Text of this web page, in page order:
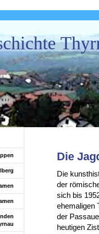
Die
Die
der
sich bis
ehemaligen
der
heutigen